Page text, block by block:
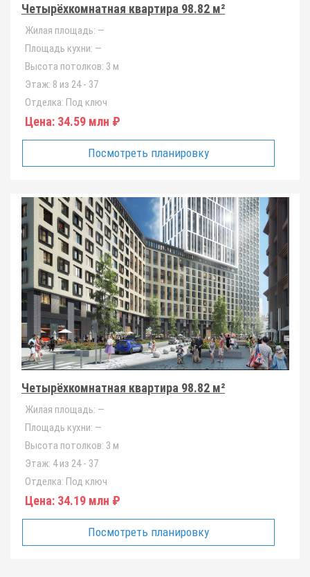
Четырёхкомнатная квартира 98.82 м²
Жилая площадь: —
Площадь кухни: —
Высота потолков: 3 м
Этаж: 8 из 24 - 37
Отделка: Под ключ
Цена: 34.59 млн ₽
Посмотреть планировку
Четырёхкомнатная квартира 98.82 м²
Жилая площадь: —
Площадь кухни: —
Высота потолков: 3 м
Этаж: 4 из 24 - 37
Отделка: Под ключ
Цена: 34.19 млн ₽
Посмотреть планировку